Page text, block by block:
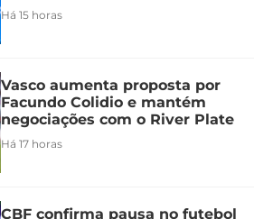
Há 15 horas
Vasco aumenta proposta por
Facundo Colidio e mantém
negociações com o River Plate
Há 17 horas
CBF confirma pausa no futebol